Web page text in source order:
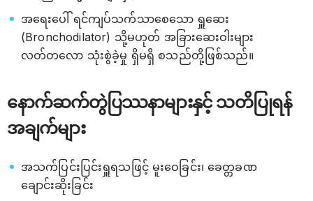
အရေးပေါ် ရင်ကျပ်သက်သာစေသော ရှူဆေး
(Bronchodilator) သို့မဟုတ် အခြားဆေးဝါးများ
လတ်တလော သုံးစွဲခဲ့မှု ရှိမရှိ စသည်တို့ဖြစ်သည်။
နောက်ဆက်တွဲပြဿနာများနှင့် သတိပြုရန်
အချက်များ
အသက်ပြင်းပြင်းရှူရသဖြင့် မူးဝေခြင်း၊ ခေတ္တခဏ
ချောင်းဆိုးခြင်း